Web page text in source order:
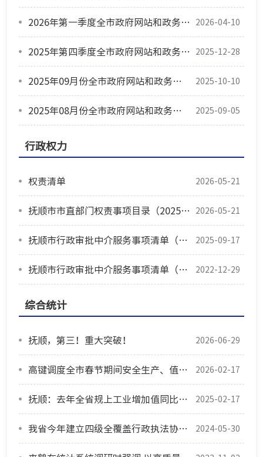
2026年第一季度全市政府网站和政务新媒体监管情况通报 2026-04-10
2025年第四季度全市政府网站和政务新媒体监管情况通报 2025-12-28
2025年09月份全市政府网站和政务新媒体监管情况通报 2025-10-10
2025年08月份全市政府网站和政务新媒体监管情况通报 2025-09-05
行政权力
权责清单 2026-05-21
抚顺市市直部门权责事项目录（2025版） 2026-05-21
抚顺市行政审批中介服务事项清单（2024版） 2025-09-17
抚顺市行政审批中介服务事项清单（2021版） 2022-12-29
综合统计
抚顺，第三！重大突破！ 2026-06-29
高键调度全市春节期间安全生产、值班值守等工作 2026-02-17
抚顺：去年全省规上工业增加值同比增3.1% 2025-02-17
我省今年建立四级全覆盖行政执法协调监督体系 2024-05-30